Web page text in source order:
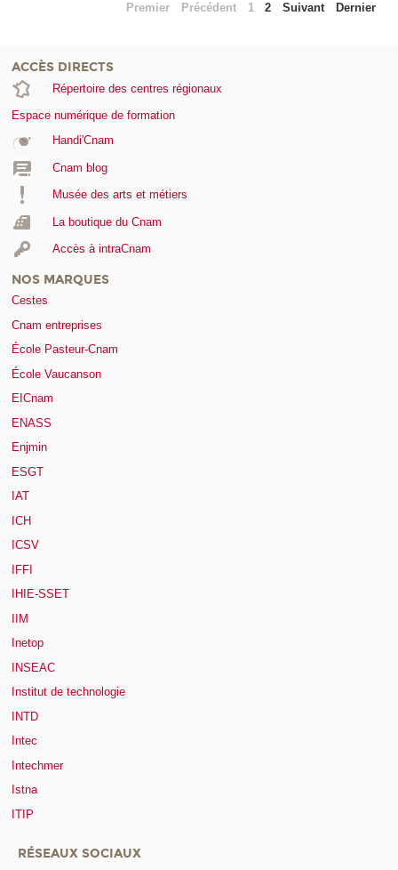
Premier
Précédent 1 2 Suivant Dernier
ACCÈS DIRECTS
Répertoire des centres régionaux
Espace numérique de formation
Handi'Cnam
Cnam blog
Musée des arts et métiers
La boutique du Cnam
Accès à intraCnam
NOS MARQUES
Cestes
Cnam entreprises
École Pasteur-Cnam
École Vaucanson
EICnam
ENASS
Enjmin
ESGT
IAT
ICH
ICSV
IFFI
IHIE-SSET
IIM
Inetop
INSEAC
Institut de technologie
INTD
Intec
Intechmer
Istna
ITIP
RÉSEAUX SOCIAUX